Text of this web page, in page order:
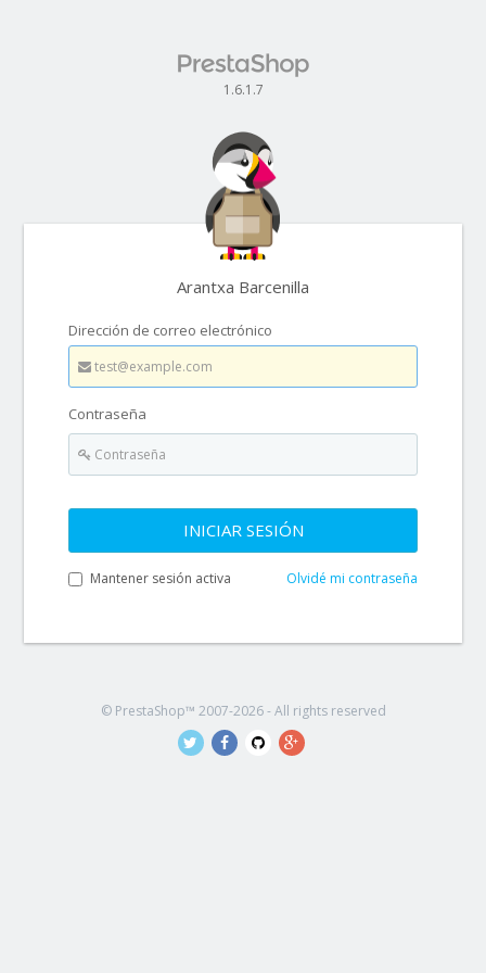
1.6.1.7
Arantxa Barcenilla
Dirección de correo electrónico
Contraseña
INICIAR SESIÓN
Mantener sesión activa Olvidé mi contraseña
© PrestaShop™ 2007-2026 - All rights reserved